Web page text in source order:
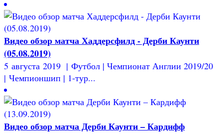
Видео обзор матча Хаддерсфилд - Дерби Каунти
(05.08.2019)
5 августа 2019 | Футбол | Чемпионат Англии 2019/20
| Чемпионшип | 1-тур...
Видео обзор матча Дерби Каунти – Кардифф